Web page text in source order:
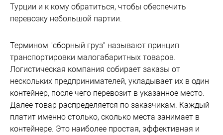
Турции и к кому обратиться, чтобы обеспечить
перевозку небольшой партии.
Термином "сборный груз" называют принцип
транспортировки малогабаритных товаров.
Логистическая компания собирает заказы от
нескольких предпринимателей, укладывает их в один
контейнер, после чего перевозит в указанное место.
Далее товар распределяется по заказчикам. Каждый
платит именно столько, сколько места занимает в
контейнере. Это наиболее простая, эффективная и